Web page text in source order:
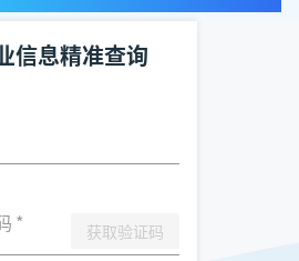
信息精准查询
* 获取验证码